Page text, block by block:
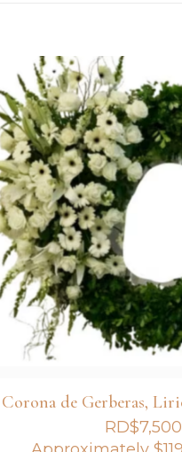
Corona de Gerberas,
RD$7,500